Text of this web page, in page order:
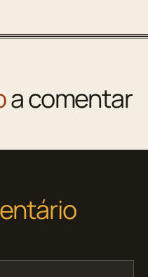
a comentar